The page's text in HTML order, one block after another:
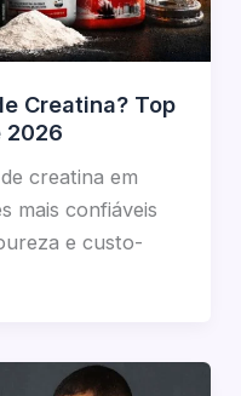
Creatina? Top
2026
creatina em
mais confiáveis
e custo-